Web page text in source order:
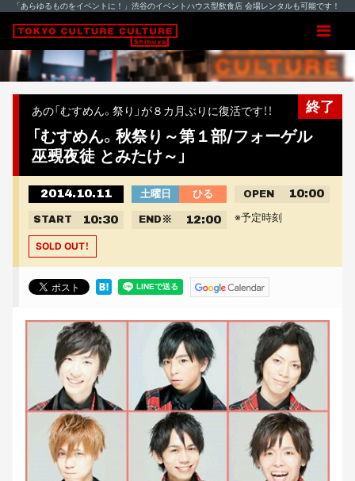
「あらゆるものをイベントに！」渋谷のイベントハウス型飲食店 会場レンタルも可能です！
終了
あの「むすめん。祭り」が８カ月ぶりに復活です！！
「むすめん。秋祭り～第１部/フォーゲル
巫覡夜徒 とみたけ～」
2014.10.11 土曜日 ひる OPEN 10:00
START 10:30 END ※ 12:00 ※予定時刻
SOLD OUT！